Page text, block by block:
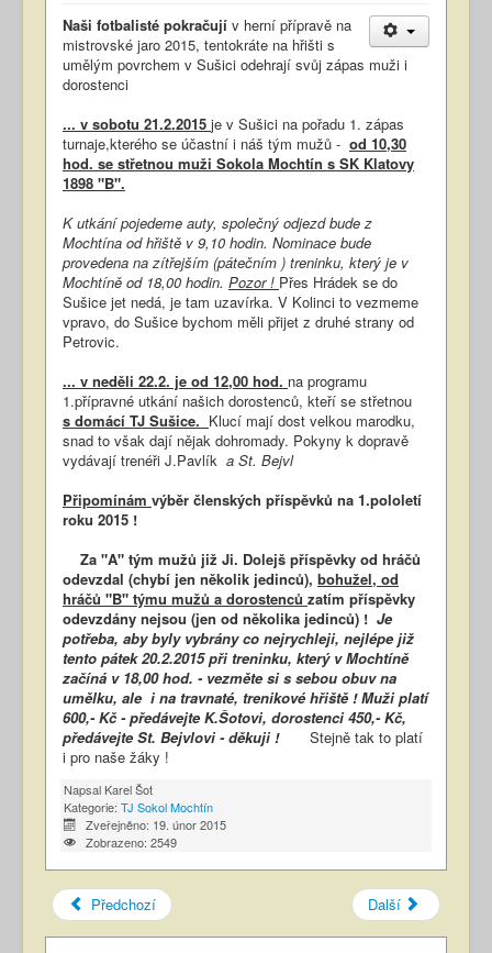
Naši fotbalisté pokračují v herní přípravě na
mistrovské jaro 2015, tentokráte na hřišti s
umělým povrchem v Sušici odehrají svůj zápas muži i
dorostenci
... v sobotu 21.2.2015 je v Sušici na pořadu 1. zápas
turnaje,kterého se účastní i náš tým mužů - od 10,30
hod. se střetnou muži Sokola Mochtín s SK Klatovy
1898 "B".
K utkání pojedeme auty, společný odjezd bude z
Mochtína od hřiště v 9,10 hodin. Nominace bude
provedena na zítřejším (pátečním ) treninku, který je v
Mochtíně od 18,00 hodin. Pozor ! Přes Hrádek se do
Sušice jet nedá, je tam uzavírka. V Kolinci to vezmeme
vpravo, do Sušice bychom měli přijet z druhé strany od
Petrovic.
... v neděli 22.2. je od 12,00 hod. na programu
1.přípravné utkání našich dorostenců, kteří se střetnou
s domácí TJ Sušice. Klucí mají dost velkou marodku,
snad to však dají nějak dohromady. Pokyny k dopravě
vydávají trenéři J.Pavlík a St. Bejvl
Připomínám výběr členských příspěvků na 1.pololetí
roku 2015 !
Za "A" tým mužů již Ji. Dolejš příspěvky od hráčů
odevzdal (chybí jen několik jedinců), bohužel, od
hráčů "B" týmu mužů a dorostenců zatím příspěvky
odevzdány nejsou (jen od několika jedinců) ! Je
potřeba, aby byly vybrány co nejrychleji, nejlépe již
tento pátek 20.2.2015 při treninku, který v Mochtíně
začíná v 18,00 hod. - vezměte si s sebou obuv na
umělku, ale i na travnaté, trenikové hřiště ! Muži platí
600,- Kč - předávejte K.Šotovi, dorostenci 450,- Kč,
předávejte St. Bejvlovi - děkuji ! Stejně tak to platí
i pro naše žáky !
Napsal Karel Šot
Kategorie: TJ Sokol Mochtín
Zveřejněno: 19. únor 2015
Zobrazeno: 2549
Předchozí Další